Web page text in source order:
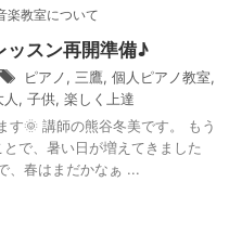
楽教室について
ッスン再開準備♪
ピアノ, 三鷹, 個人ピアノ教室,
人 , 子供, 楽しく上達
す🌞 講師の熊谷冬美です。 もう
で、暑い日が増えてきました
、春はまだかなぁ ...